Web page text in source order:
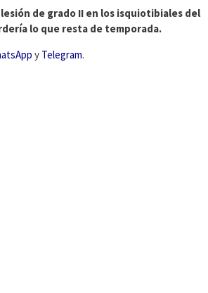
de grado II en los isquiotibiales del
lo que resta de temporada.
y Telegram.